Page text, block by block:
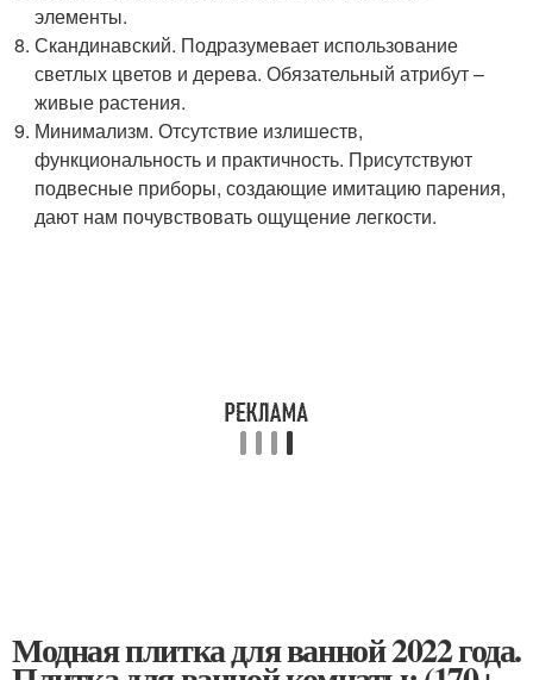
элементы.
Скандинавский. Подразумевает использование
светлых цветов и дерева. Обязательный атрибут –
живые растения.
Минимализм. Отсутствие излишеств,
функциональность и практичность. Присутствуют
подвесные приборы, создающие имитацию парения,
дают нам почувствовать ощущение легкости.
Модная плитка для ванной 2022 года.